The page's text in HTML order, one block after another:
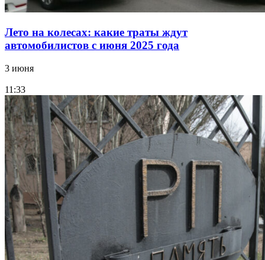
Лето на колесах: какие траты ждут
автомобилистов с июня 2025 года
3 июня
11:33